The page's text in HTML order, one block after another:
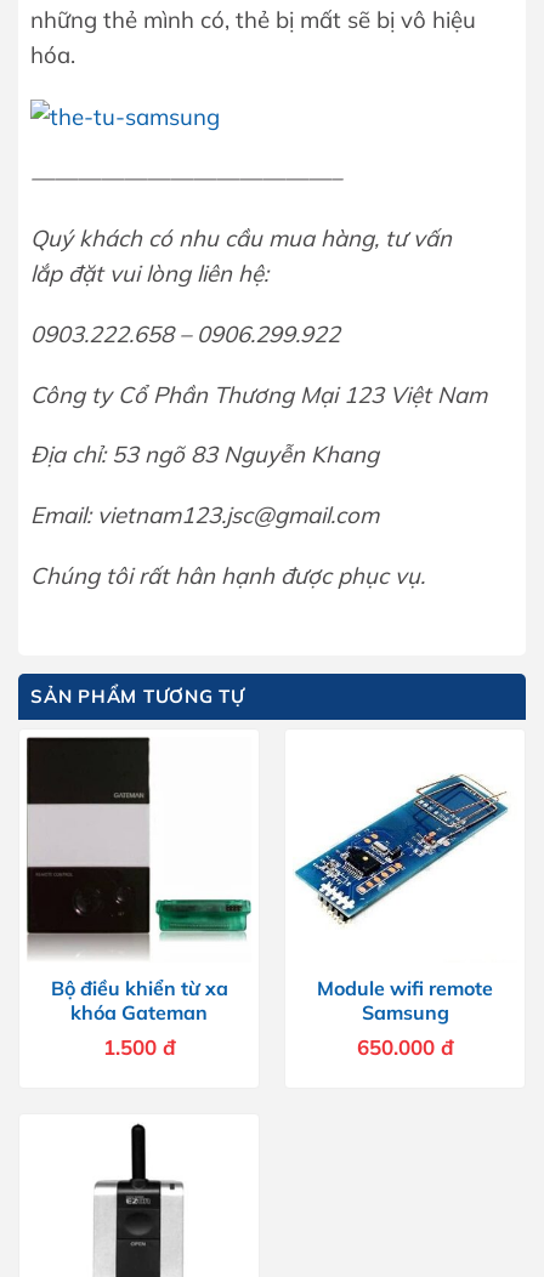
những thẻ mình có, thẻ bị mất sẽ bị vô hiệu
hóa.
—————————————–
Quý khách có nhu cầu mua hàng, tư vấn
lắp đặt vui lòng liên hệ:
0903.222.658 – 0906.299.922
Công ty Cổ Phần Thương Mại 123 Việt Nam
Địa chỉ: 53 ngõ 83 Nguyễn Khang
Email: vietnam123.jsc@gmail.com
Chúng tôi rất hân hạnh được phục vụ.
SẢN PHẨM TƯƠNG TỰ
Bộ điều khiển từ xa
khóa Gateman
1.500 đ
Module wifi remote
Samsung
650.000 đ